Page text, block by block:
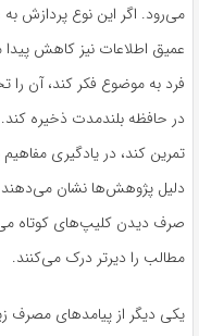
می‌رود. اگر این نوع پردازش
عمیق اطلاعات نیز کاهش
فرد به موضوع فکر کند، آن را
در حافظه بلندمدت ذخیره
تمرین کند، در یادگیری
دلیل پژوهش‌ها نشان می‌دهند
صرف دیدن کلیپ‌های کوتاه
مطالب را دیرتر درک می‌کنند.
یکی دیگر از پیامدهای مصرف